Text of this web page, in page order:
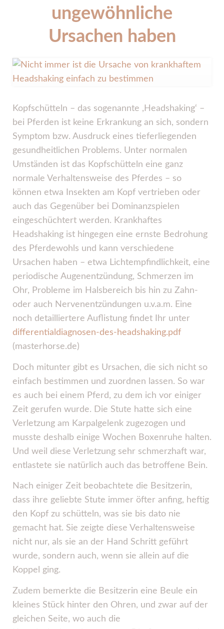
ungewöhnliche
Ursachen haben
Kopfschütteln – das sogenannte ,Headshaking‘ –
bei Pferden ist keine Erkrankung an sich, sondern
Symptom bzw. Ausdruck eines tieferliegenden
gesundheitlichen Problems. Unter normalen
Umständen ist das Kopfschütteln eine ganz
normale Verhaltensweise des Pferdes – so
können etwa Insekten am Kopf vertrieben oder
auch das Gegenüber bei Dominanzspielen
eingeschüchtert werden. Krankhaftes
Headshaking ist hingegen eine ernste Bedrohung
des Pferdewohls und kann verschiedene
Ursachen haben – etwa Lichtempfindlichkeit, eine
periodische Augenentzündung, Schmerzen im
Ohr, Probleme im Halsbereich bis hin zu Zahn-
oder auch Nervenentzündungen u.v.a.m. Eine
noch detailliertere Auflistung findet Ihr unter
differentialdiagnosen-des-headshaking.pdf
(masterhorse.de)
Doch mitunter gibt es Ursachen, die sich nicht so
einfach bestimmen und zuordnen lassen. So war
es auch bei einem Pferd, zu dem ich vor einiger
Zeit gerufen wurde. Die Stute hatte sich eine
Verletzung am Karpalgelenk zugezogen und
musste deshalb einige Wochen Boxenruhe halten.
Und weil diese Verletzung sehr schmerzhaft war,
entlastete sie natürlich auch das betroffene Bein.
Nach einiger Zeit beobachtete die Besitzerin,
dass ihre geliebte Stute immer öfter anfing, heftig
den Kopf zu schütteln, was sie bis dato nie
gemacht hat. Sie zeigte diese Verhaltensweise
nicht nur, als sie an der Hand Schritt geführt
wurde, sondern auch, wenn sie allein auf die
Koppel ging.
Zudem bemerkte die Besitzerin eine Beule ein
kleines Stück hinter den Ohren, und zwar auf der
gleichen Seite, wo auch die